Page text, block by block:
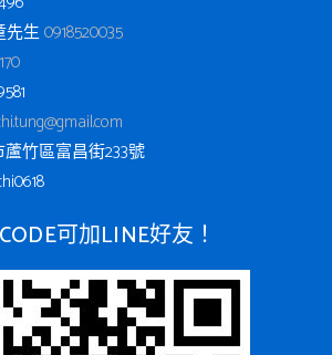
先生0918520035
蘆竹區富昌街233號
可加LINE好友！